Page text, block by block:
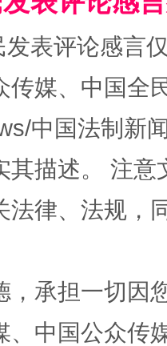
"炒
表评论感言
传媒、中国全
中国法制新
其描述。 注
法律、法规，
，承担一切因
、中国公众传